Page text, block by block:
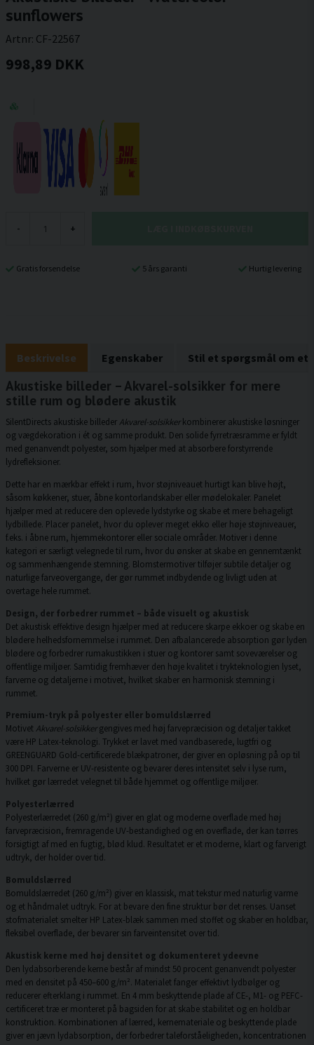
sunflowers
Artnr: CF-22567
998,89 DKK
- +
Gratis forsendelse 5 års garanti Hurtig levering
Beskrivelse Egenskaber Stil et spørgsmål om et
Akustiske billeder – Akvarel-solsikker for mere
stille rum og blødere akustik
SilentDirects akustiske billeder Akvarel-solsikkerkombinerer akustiske løsninger
og vægdekoration i ét og samme produkt. Den solide fyrretræsramme er fyldt
med genanvendt polyester, som hjælper med at absorbere forstyrrende
lydrefleksioner.
Dette har en mærkbar effekt i rum, hvor støjniveauet hurtigt kan blive højt,
såsom køkkener, stuer, åbne kontorlandskaber eller mødelokaler. Panelet
hjælper med at reducere den oplevede lydstyrke og skabe et mere behageligt
lydbillede. Placer panelet, hvor du oplever meget ekko eller høje støjniveauer,
f.eks. i åbne rum, hjemmekontorer eller sociale områder. Motiver i denne
kategori er særligt velegnede til rum, hvor du ønsker at skabe en gennemtænkt
og sammenhængende stemning. Blomstermotiver tilføjer subtile detaljer og
naturlige farveovergange, der gør rummet indbydende og livligt uden at
overtage hele rummet.
Design, der forbedrer rummet – både visuelt og akustisk
Det akustisk effektive design hjælper med at reducere skarpe ekkoer og skabe en
blødere helhedsfornemmelse i rummet. Den afbalancerede absorption gør lyden
blødere og forbedrer rumakustikken i stuer og kontorer samt soveværelser og
offentlige miljøer. Samtidig fremhæver den høje kvalitet i trykteknologien lyset,
farverne og detaljerne i motivet, hvilket skaber en harmonisk stemning i
rummet.
Premium-tryk på polyester eller bomuldslærred
MotivetAkvarel-solsikkergengives med høj farvepræcision og detaljer takket
være HP Latex-teknologi. Trykket er lavet med vandbaserede, lugtfri og
GREENGUARD Gold-certificerede blækpatroner, der giver en opløsning på op til
300 DPI. Farverne er UV-resistente og bevarer deres intensitet selv i lyse rum,
hvilket gør lærredet velegnet til både hjemmet og offentlige miljøer.
Polyesterlærred
Polyesterlærredet (260 g/m²) giver en glat og moderne overflade med høj
farvepræcision, fremragende UV-bestandighed og en overflade, der kan tørres
forsigtigt af med en fugtig, blød klud. Resultatet er et moderne, klart og farverigt
udtryk, der holder over tid.
Bomuldslærred
Bomuldslærredet (260 g/m²) giver en klassisk, mat tekstur med naturlig varme
og et håndmalet udtryk. For at bevare den fine struktur bør det renses. Uanset
stofmaterialet smelter HP Latex-blæk sammen med stoffet og skaber en holdbar,
fleksibel overflade, der bevarer sin farveintensitet over tid.
Akustisk kerne med høj densitet og dokumenteret ydeevne
Den lydabsorberende kerne består af mindst 50 procent genanvendt polyester
med en densitet på 450–600 g/m². Materialet fanger effektivt lydbølger og
reducerer efterklang i rummet. En 4 mm beskyttende plade af CE-, M1- og PEFC-
certificeret træ er monteret på bagsiden for at skabe stabilitet og en holdbar
konstruktion. Kombinationen af lærred, kernemateriale og beskyttende plade
giver en jævn lydabsorption, der forbedrer taleforståeligheden, koncentrationen